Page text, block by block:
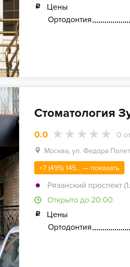
Цены
Ортодонтия
Стоматология
0.0 0
Москва, ул. Федора
+7 (495) 145... — показать
Рязанский проспект
Открыто до 20:00
Цены
Ортодонтия